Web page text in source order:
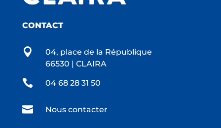
CONTACT

04, place de la République
66530 | CLAIRA
 04 68 28 31 50
 Nous contacter